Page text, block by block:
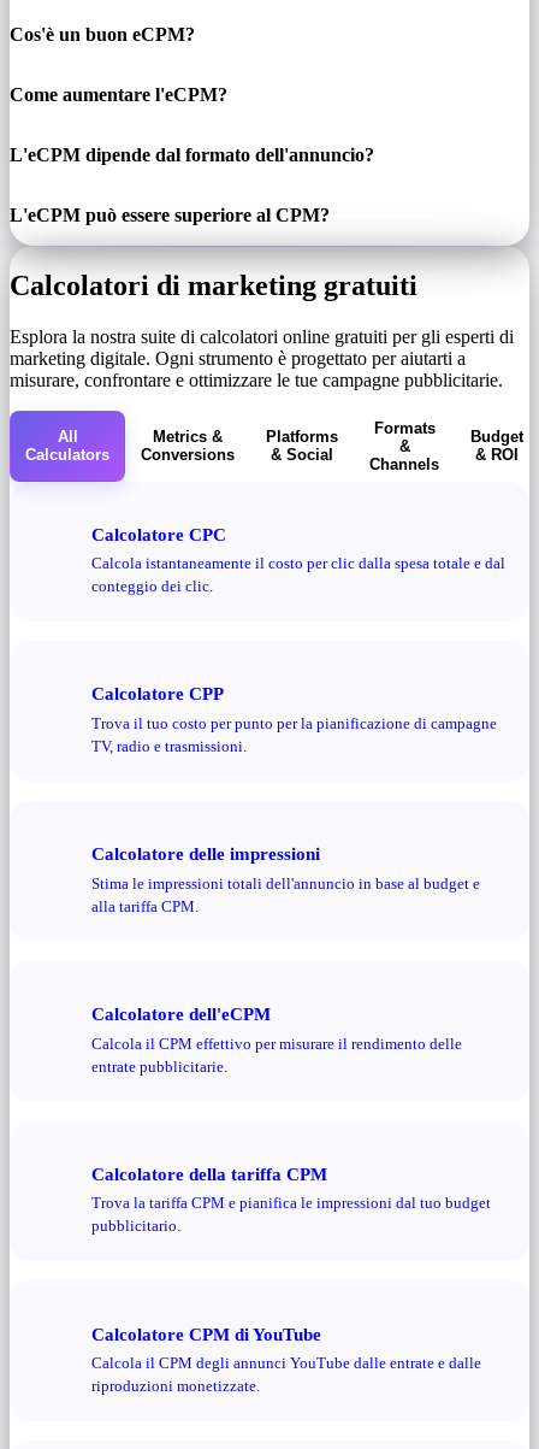
Cos'è un buon eCPM?
Come aumentare l'eCPM?
L'eCPM dipende dal formato dell'annuncio?
L'eCPM può essere superiore al CPM?
Calcolatori di marketing gratuiti
Esplora la nostra suite di calcolatori online gratuiti per gli esperti di
marketing digitale. Ogni strumento è progettato per aiutarti a
misurare, confrontare e ottimizzare le tue campagne pubblicitarie.
All
Calculators
Metrics &
Conversions
Platforms
& Social
Formats
&
Channels
Budget
& ROI
Calcolatore CPC
Calcola istantaneamente il costo per clic dalla spesa totale e dal
conteggio dei clic.
Calcolatore CPP
Trova il tuo costo per punto per la pianificazione di campagne
TV, radio e trasmissioni.
Calcolatore delle impressioni
Stima le impressioni totali dell'annuncio in base al budget e
alla tariffa CPM.
Calcolatore dell'eCPM
Calcola il CPM effettivo per misurare il rendimento delle
entrate pubblicitarie.
Calcolatore della tariffa CPM
Trova la tariffa CPM e pianifica le impressioni dal tuo budget
pubblicitario.
Calcolatore CPM di YouTube
Calcola il CPM degli annunci YouTube dalle entrate e dalle
riproduzioni monetizzate.